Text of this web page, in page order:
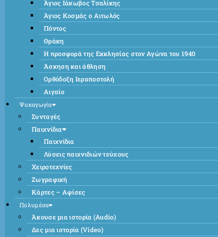
Άγιος Ιάκωβος Τσαλίκης
Άγιος Κοσμάς ο Αιτωλός
Πόντος
Θράκη
Η προσφορά της Εκκλησίας στον Αγώνα του 1940
Άσκηση και άθληση
Ορθόδοξη Ιεραποστολή
Αιγαίο
Ψυχαγωγία
Συνταγές
Παιχνίδια
Παιχνίδια
Λύσεις παιχνιδιών τεύχους
Χειροτεχνίες
Ζωγραφική
Κάρτες – Αφίσες
Πολυμέσα
Άκουσε μια ιστορία (Audio)
Δες μια ιστορία (Video)